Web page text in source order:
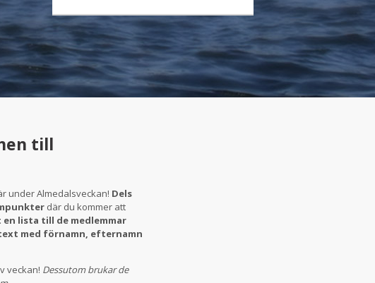
till
under Almedalsveckan! Dels
där du kommer att
lista till de medlemmar
med förnamn, efternamn
veckan! Dessutom brukar de